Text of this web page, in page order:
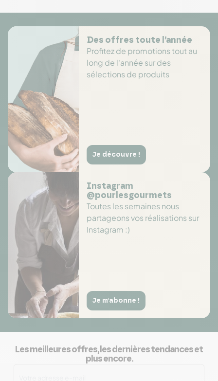
Des offres toute l’année
Profitez de promotions tout au
long de l'année sur des
sélections de produits
Je découvre !
Instagram
@pourlesgourmets
Toutes les semaines nous
partageons vos réalisations sur
Instagram :)
Je m'abonne !
Les meilleures offres, les dernières tendances et
plus encore.